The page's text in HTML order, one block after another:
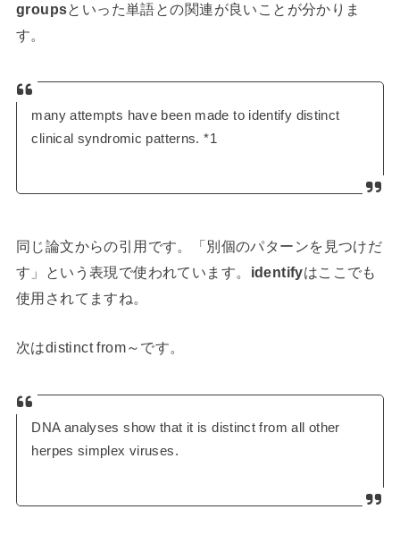
groupsといった単語との関連が良いことが分かりま
す。
many attempts have been made to identify distinct
clinical syndromic patterns. *1
同じ論文からの引用です。「別個のパターンを見つけだ
す」という表現で使われています。 identifyはここでも
使用されてますね。
次はdistinct from～です。
DNA analyses show that it is distinct from all other
herpes simplex viruses.